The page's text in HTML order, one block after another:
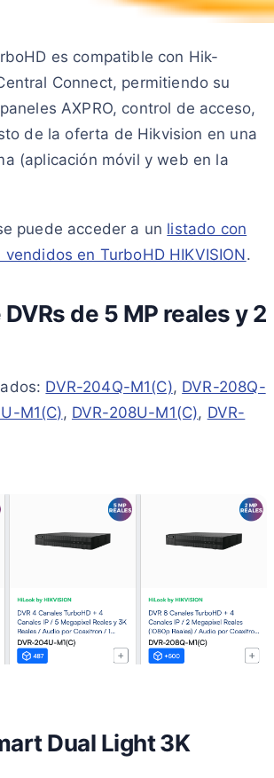
es compatible con Hik-
Connect, permitiendo su
AXPRO, control de acceso,
de la oferta de Hikvision en una
(aplicación móvil y web en la
puede acceder a un listado con
en TurboHD HIKVISION.
de 5 MP reales y 2
DVR-204Q-M1(C), DVR-208Q-
M1(C) , DVR-208U-M1(C), DVR-
Dual Light 3K